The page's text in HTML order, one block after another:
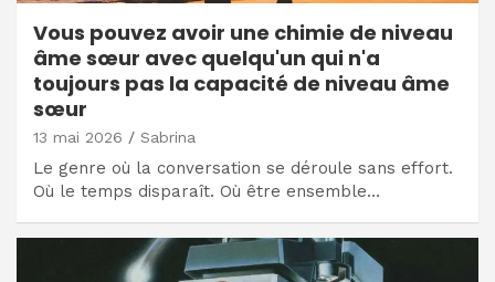
Vous pouvez avoir une chimie de niveau
âme sœur avec quelqu'un qui n'a
toujours pas la capacité de niveau âme
sœur
13 mai 2026 Sabrina
Le genre où la conversation se déroule sans effort.
Où le temps disparaît. Où être ensemble…